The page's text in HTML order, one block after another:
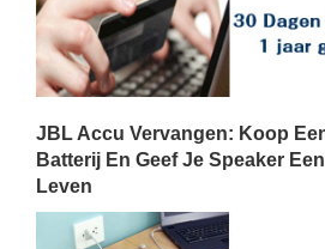
JBL Accu Vervangen: Koop
Batterij En Geef Je Speaker
Leven